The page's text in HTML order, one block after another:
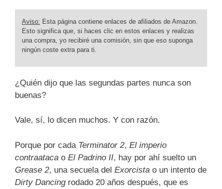
Aviso: Esta página contiene enlaces de afiliados de Amazon.
Esto significa que, si haces clic en estos enlaces y realizas
una compra, yo recibiré una comisión, sin que eso suponga
ningún coste extra para ti.
¿Quién dijo que las segundas partes nunca son
buenas?
Vale, sí, lo dicen muchos. Y con razón.
Porque por cada Terminator 2, El imperio
contraataca o El Padrino II, hay por ahí suelto un
Grease 2, una secuela del Exorcista o un intento de
Dirty Dancingrodado 20 años después, que es